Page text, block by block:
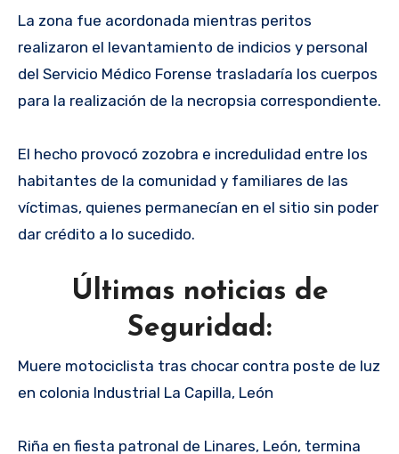
La zona fue acordonada mientras peritos
realizaron el levantamiento de indicios y personal
del Servicio Médico Forense trasladaría los cuerpos
para la realización de la necropsia correspondiente.
El hecho provocó zozobra e incredulidad entre los
habitantes de la comunidad y familiares de las
víctimas, quienes permanecían en el sitio sin poder
dar crédito a lo sucedido.
Últimas noticias de
Seguridad:
Muere motociclista tras chocar contra poste de luz
en colonia Industrial La Capilla, León
Riña en fiesta patronal de Linares, León, termina